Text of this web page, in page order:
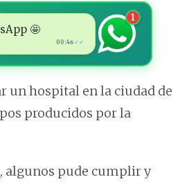
🤩
00:46 ✓✓
1
un hospital en la ciudad de
producidos por la
algunos pude cumplir y